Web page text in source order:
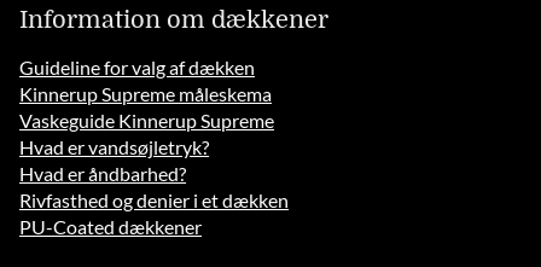
Information om dækkener
Guideline for valg af dækken
Kinnerup Supreme måleskema
Vaskeguide Kinnerup Supreme
Hvad er vandsøjletryk?
Hvad er åndbarhed?
Rivfasthed og denier i et dækken
PU-Coated dækkener